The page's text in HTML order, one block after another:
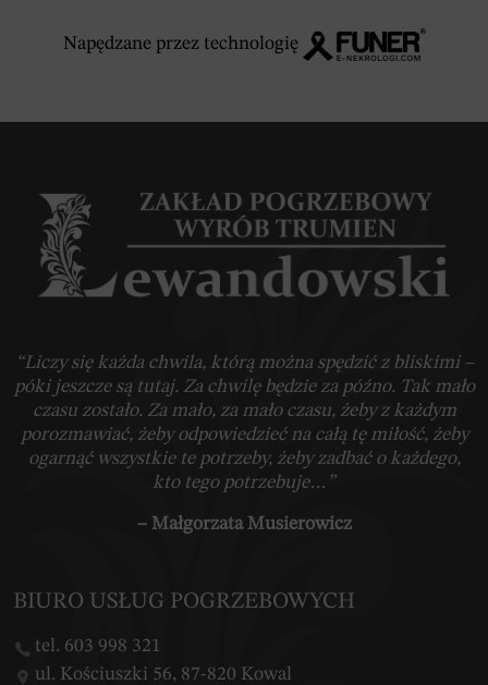
Napędzane przez technologię
“Liczy się każda chwila, którą można spędzić z bliskimi –
póki jeszcze są tutaj. Za chwilę będzie za późno. Tak mało
czasu zostało. Za mało, za mało czasu, żeby z każdym
porozmawiać, żeby odpowiedzieć na całą tę miłość, żeby
ogarnąć wszystkie te potrzeby, żeby zadbać o każdego,
kto tego potrzebuje…”
– Małgorzata Musierowicz
BIURO USŁUG POGRZEBOWYCH
tel. 603 998 321
ul. Kościuszki 56, 87-820 Kowal